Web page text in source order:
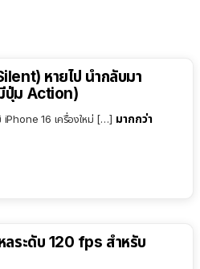
หายไป นำกลับมา
ปุ่ม Action)
iPhone 16 เครื่องใหม่ […] มากกว่า
ลระดับ 120 fps สำหรับ